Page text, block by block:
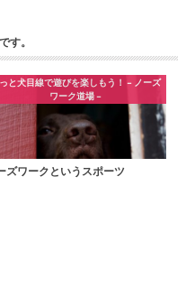
す。
と犬目線で遊びを楽しもう！ – ノーズ
ワーク道場 –
ズワークというスポーツ